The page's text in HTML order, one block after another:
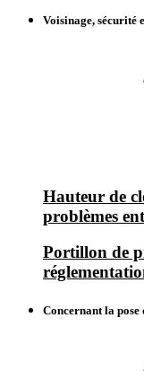
Voisinage, sécurité
Hauteur de
problèmes
Portillon de
Concernant la